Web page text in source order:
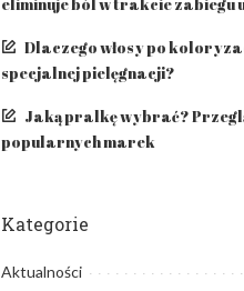
eliminuje ból w trakcie zabiegu
​Dlaczego włosy po
specjalnej pielęgnacji?
Jaką pralkę wybrać?
popularnych marek
Kategorie
Aktualności